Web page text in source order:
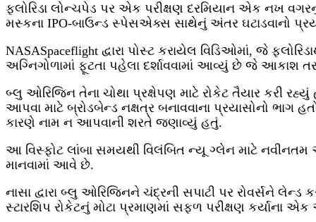
ફ્લોરિડા લોન્ચપેડ પર એક પરીક્ષણ દરમિયાન એક નખ
મસ્કના IPO-બાઉન્ડ સ્પેસએક્સ સાથેનું અંતર ઘટાડવાનો
NASASpaceflight દ્વારા પોસ્ટ કરાયેલ વિડિઓમાં, જે
અગ્નિગોળામાં ફૂટતા પહેલા દર્શાવવામાં આવ્યું છે જે આકાશ
બ્લુ ઓરિજિન તેના ચોથા પ્રક્ષેપણ માટે રોકેટ તૈયાર કરી
આપવા માટે બ્રોડબેન્ડ નક્ષત્ર બનાવવાના પ્રયાસોનો
કારણે નામ ન આપવાની શરતે જણાવ્યું હતું.
આ વિસ્ફોટ લાંબા સમયથી વિલંબિત ન્યૂ ગ્લેન માટે
માનવામાં આવે છે.
નાસા દ્વારા બ્લુ ઓરિજિનને ચંદ્રની સપાટી પર રોવર્સને
સ્ટારશિપ રોકેટનું મોટા પ્રમાણમાં સફળ પરીક્ષણ